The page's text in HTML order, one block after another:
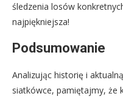
śledzenia losów
najpiękniejsza!
Podsumowanie
Analizując historię i
siatkówce, pamiętajmy, że